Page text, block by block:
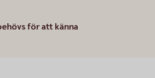
för att känna